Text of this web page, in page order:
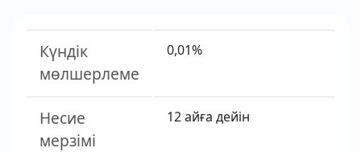
Күндік
мөлшерлеме
0,01%
Несие
мерзімі
12 айға дейін